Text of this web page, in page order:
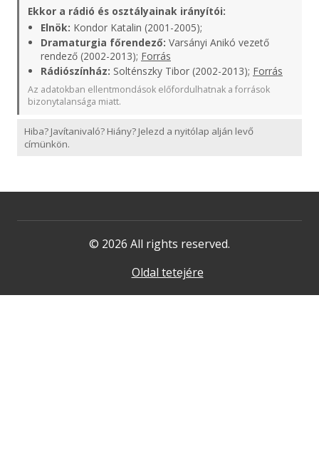
Ekkor a rádió és osztályainak irányítói:
Elnök: Kondor Katalin (2001-2005);
Dramaturgia főrendező: Varsányi Anikó vezető
rendező (2002-2013); Forrás
Rádiószínház: Solténszky Tibor (2002-2013); Forrás
Az adatokban ellentmondások előfordulhatnak a források
bizonytalansága miatt.
Hiba? Javítanivaló? Hiány? Jelezd a nyitólap alján levő
címünkön.
© 2026 All rights reserved.
Oldal tetejére